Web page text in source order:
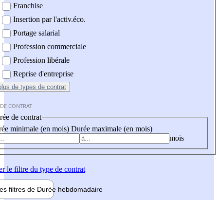
Franchise
Insertion par l'activ.éco.
Portage salarial
Profession commerciale
Profession libérale
Reprise d'entreprise
de types de contrat
CONTRAT
de contrat
minimale (en mois) Durée maximale (en mois)
mois
le filtre du type de contrat
filtres de Durée hebdomadaire